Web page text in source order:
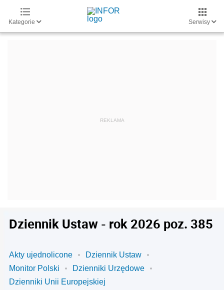
Kategorie Serwisy
Dziennik Ustaw - rok 2026 poz. 385
Akty ujednolicone
Dziennik Ustaw
Monitor Polski
Dzienniki Urzędowe
Dzienniki Unii Europejskiej